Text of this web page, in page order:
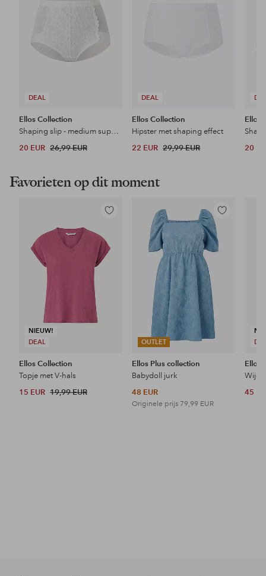
DEAL
Ellos Collection
Shaping slip - medium support
20 EUR 26,99 EUR
DEAL
Ellos Collection
Hipster met shaping effect
22 EUR 29,99 EUR
Ellos
20
Favorieten op dit moment
NIEUW!
DEAL
Toevoegen
favorieten
Ellos Collection
Topje met V-hals
15 EUR 19,99 EUR
OUTLET
Toevoegen
aan
favorieten
Ellos Plus collection
Babydoll jurk
48 EUR
Originele prijs 79,99 EUR
Ellos
45